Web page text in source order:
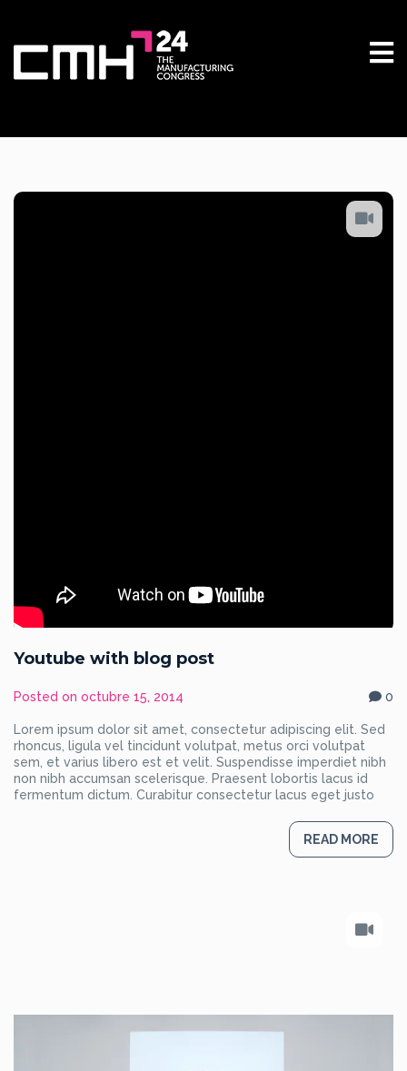
Youtube with blog post
Posted on octubre 15, 2014 0
Lorem ipsum dolor sit amet, consectetur adipiscing elit. Sed
rhoncus, ligula vel tincidunt volutpat, metus orci volutpat
sem, et varius libero est et velit. Suspendisse imperdiet nibh
non nibh accumsan scelerisque. Praesent lobortis lacus id
fermentum dictum. Curabitur consectetur lacus eget justo
READ MORE